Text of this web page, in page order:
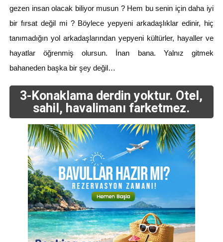
gezen insan olacak biliyor musun ? Hem bu senin için daha iyi
bir fırsat değil mi ? Böylece yepyeni arkadaşlıklar edinir, hiç
tanımadığın yol arkadaşlarından yepyeni kültürler, hayaller ve
hayatlar öğrenmiş olursun. İnan bana. Yalnız gitmek
bahaneden başka bir şey değil…
3-Konaklama derdin yoktur. Otel,
sahil, havalimanı farketmez.